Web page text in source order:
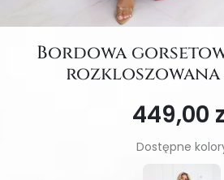
Bordowa
rozkloszowana
449,00
Dostępne